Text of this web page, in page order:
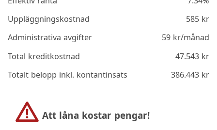
Uppläggningskostnad
585kr
Administrativa avgifter
59kr/månad
Total kreditkostnad
47.543kr
Totalt belopp inkl. kontantinsats
386.443kr
Att låna kostar pengar!